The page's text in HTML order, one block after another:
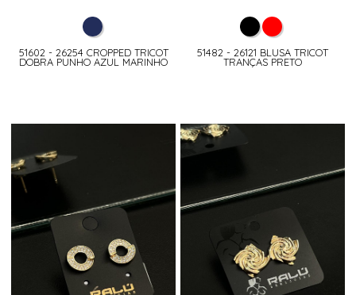
51602 - 26254 CROPPED TRICOT
DOBRA PUNHO AZUL MARINHO
51482 - 26121 BLUSA TRICOT
TRANÇAS PRETO